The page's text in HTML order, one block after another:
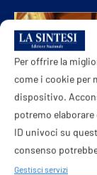
Per offrire la
come i cookie per
dispositivo.
potremo
ID univoci su
consenso
Gestisci servizi